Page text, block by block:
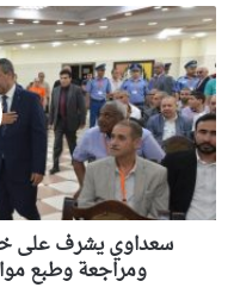
سعداوي
يشرف
على
ختتام
عمل
الفريق
المكلف
بإعداد
ومراجعة
سعداوي يشرف على
ومراجعة وطبع